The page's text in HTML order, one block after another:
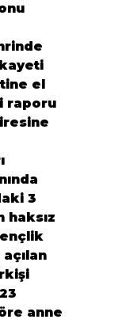
el
raporu
3
haksız
anne